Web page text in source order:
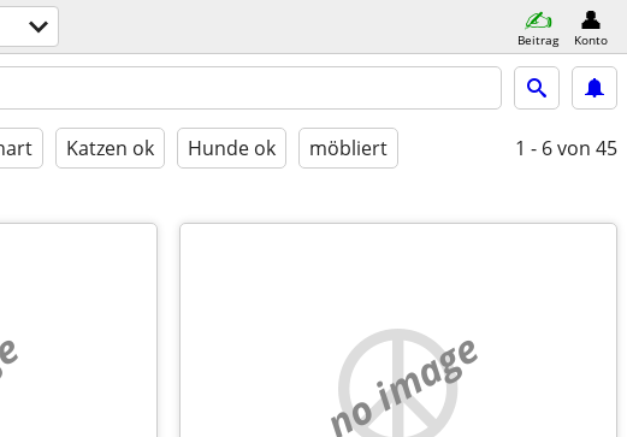
Beitrag Konto
Katzen ok Hunde ok möbliert 1 - 6von 45
no image